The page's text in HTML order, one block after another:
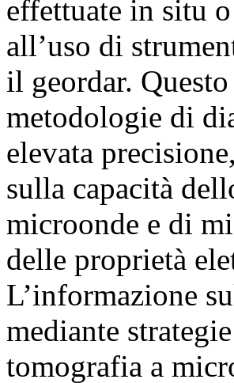
effettuate in situ
all’uso di
il geordar.
metodologie di
elevata
sulla capacità
microonde e di
delle proprietà
L’informazione
mediante
tomografia a